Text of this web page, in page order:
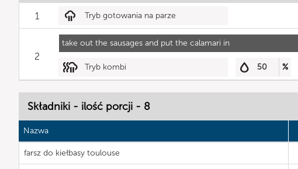
1 Tryb gotowania na parze
take out the sausages and put the calamari in
2
Tryb kombi 50 %
Składniki - ilość porcji - 8
Nazwa
farsz do kiełbasy toulouse